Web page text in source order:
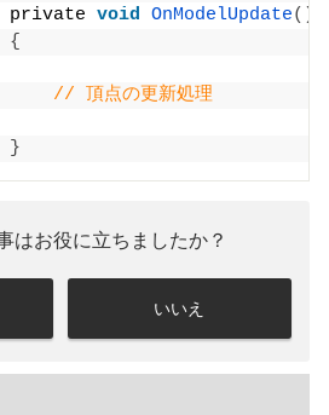
private
void OnModelUpdate()
{
// 頂点の更新処理
}
はお役に立ちましたか？
いいえ